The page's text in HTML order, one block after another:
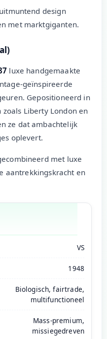
design
met marktgiganten.
luxe handgemaakte
geïnspireerde
Gepositioneerd in
Liberty London en
ze dat ambachtelijk
oplevert.
met luxe
aantrekkingskracht en
VS
1948
Biologisch, fairtrade,
multifunctioneel
Mass-premium,
missiegedreven